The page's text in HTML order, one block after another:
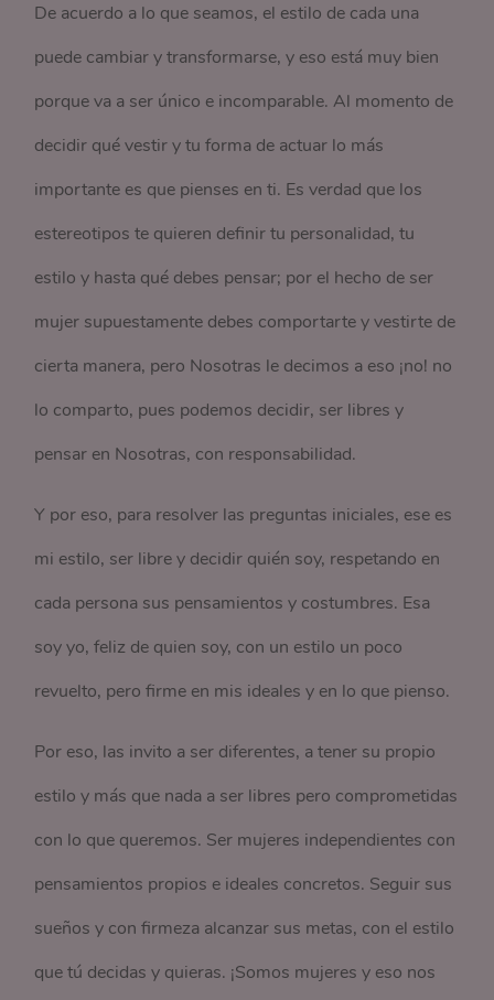
De acuerdo a lo que seamos, el estilo de cada una
puede cambiar y transformarse, y eso está muy bien
porque va a ser único e incomparable. Al momento de
decidir qué vestir y tu forma de actuar lo más
importante es que pienses en ti. Es verdad que los
estereotipos te quieren definir tu personalidad, tu
estilo y hasta qué debes pensar; por el hecho de ser
mujer supuestamente debes comportarte y vestirte de
cierta manera, pero Nosotras le decimos a eso ¡no! no
lo comparto, pues podemos decidir, ser libres y
pensar en Nosotras, con responsabilidad.
Y por eso, para resolver las preguntas iniciales, ese es
mi estilo, ser libre y decidir quién soy, respetando en
cada persona sus pensamientos y costumbres. Esa
soy yo, feliz de quien soy, con un estilo un poco
revuelto, pero firme en mis ideales y en lo que pienso.
Por eso, las invito a ser diferentes, a tener su propio
estilo y más que nada a ser libres pero comprometidas
con lo que queremos. Ser mujeres independientes con
pensamientos propios e ideales concretos. Seguir sus
sueños y con firmeza alcanzar sus metas, con el estilo
que tú decidas y quieras. ¡Somos mujeres y eso nos